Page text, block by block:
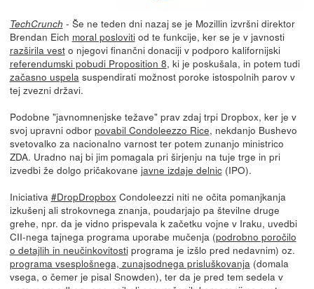
TechCrunch - Še ne teden dni nazaj se je Mozillin izvršni direktor
Brendan Eich moral poslovitiod te funkcije, ker se je v javnosti
razširila vesto njegovi finančni donaciji v podporo kalifornijski
referendumski pobudi Proposition 8, ki je poskušala, in potem tudi
začasno uspela suspendirati možnost poroke istospolnih parov v
tej zvezni državi.
Podobne "javnomnenjske težave" prav zdaj trpi Dropbox, ker je v
svoj upravni odbor povabil Condoleezzo Rice, nekdanjo Bushevo
svetovalko za nacionalno varnost ter potem zunanjo ministrico
ZDA. Uradno naj bi jim pomagala pri širjenju na tuje trge in pri
izvedbi že dolgo pričakovane javne izdaje delnic(IPO).
Iniciativa #DropDropbox Condoleezzi niti ne očita pomanjkanja
izkušenj ali strokovnega znanja, poudarjajo pa številne druge
grehe, npr. da je vidno prispevala k začetku vojne v Iraku, uvedbi
CII-nega tajnega programa uporabe mučenja (podrobno poročilo
o detajlih in neučinkovitostiprograma je izšlo pred nedavnim) oz.
programa vsesplošnega, zunajsodnega prisluškovanja (domala
vsega, o čemer je pisal Snowden), ter da je pred tem sedela v